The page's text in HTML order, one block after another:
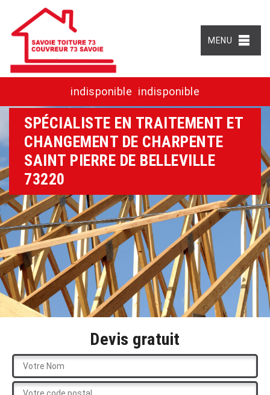
MENU
indisponible indisponible
SPÉCIALISTE EN TRAITEMENT ET
CHANGEMENT DE CHARPENTE
SAINT PIERRE DE BELLEVILLE
73220
Devis gratuit